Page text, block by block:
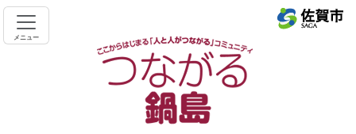
メニュー